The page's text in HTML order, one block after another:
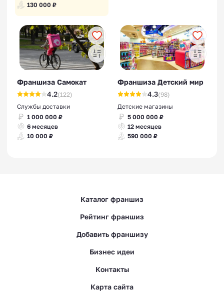
130 000 ₽
Франшиза Самокат
4.2(122)
Службы доставки
1 000 000 ₽
6 месяцев
10 000 ₽
Франшиза Детский мир
4.3(98)
Детские магазины
5 000 000 ₽
12 месяцев
590 000 ₽
Каталог франшиз
Рейтинг франшиз
Добавить франшизу
Бизнес идеи
Контакты
Карта сайта